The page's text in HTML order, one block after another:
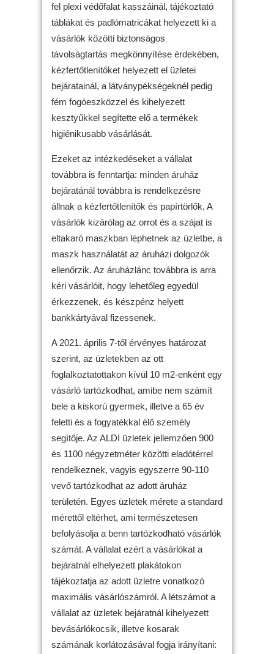
fel plexi védőfalat kasszáinál, tájékoztató
táblákat és padlómatricákat helyezett ki a
vásárlók közötti biztonságos
távolságtartás megkönnyítése érdekében,
kézfertőtlenítőket helyezett el üzletei
bejáratainál, a látványpékségeknél pedig
fém fogóeszközzel és kihelyezett
kesztyűkkel segítette elő a termékek
higiénikusabb vásárlását.
Ezeket az intézkedéseket a vállalat
továbbra is fenntartja: minden áruház
bejáratánál továbbra is rendelkezésre
állnak a kézfertőtlenítők és papírtörlők, A
vásárlók kizárólag az orrot és a szájat is
eltakaró maszkban léphetnek az üzletbe, a
maszk használatát az áruházi dolgozók
ellenőrzik. Az áruházlánc továbbra is arra
kéri vásárlóit, hogy lehetőleg egyedül
érkezzenek, és készpénz helyett
bankkártyával fizessenek.
A 2021. április 7-től érvényes határozat
szerint, az üzletekben az ott
foglalkoztatottakon kívül 10 m2-enként egy
vásárló tartózkodhat, amibe nem számít
bele a kiskorú gyermek, illetve a 65 év
feletti és a fogyatékkal élő személy
segítője. Az ALDI üzletek jellemzően 900
és 1100 négyzetméter közötti eladótérrel
rendelkeznek, vagyis egyszerre 90-110
vevő tartózkodhat az adott áruház
területén. Egyes üzletek mérete a standard
mérettől eltérhet, ami természetesen
befolyásolja a benn tartózkodható vásárlók
számát. A vállalat ezért a vásárlókat a
bejáratnál elhelyezett plakátokon
tájékoztatja az adott üzletre vonatkozó
maximális vásárlószámról. A létszámot a
vállalat az üzletek bejáratnál kihelyezett
bevásárlókocsik, illetve kosarak
számának korlátozásával fogja irányítani: